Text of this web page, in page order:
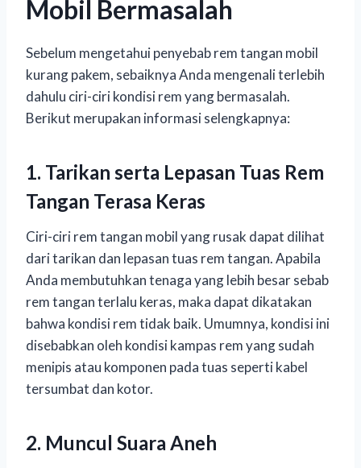
Mobil Bermasalah
Sebelum mengetahui penyebab rem tangan mobil
kurang pakem, sebaiknya Anda mengenali terlebih
dahulu ciri-ciri kondisi rem yang bermasalah.
Berikut merupakan informasi selengkapnya:
1. Tarikan serta Lepasan Tuas Rem
Tangan Terasa Keras
Ciri-ciri rem tangan mobil yang rusak dapat dilihat
dari tarikan dan lepasan tuas rem tangan. Apabila
Anda membutuhkan tenaga yang lebih besar sebab
rem tangan terlalu keras, maka dapat dikatakan
bahwa kondisi rem tidak baik. Umumnya, kondisi ini
disebabkan oleh kondisi kampas rem yang sudah
menipis atau komponen pada tuas seperti kabel
tersumbat dan kotor.
2. Muncul Suara Aneh